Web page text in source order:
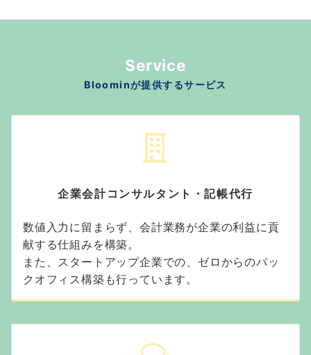
Service
Bloominが提供するサービス
企業会計コンサルタント・記帳代行
数値入力に留まらず、会計業務が企業の利益に貢
献する仕組みを構築。
また、スタートアップ企業での、ゼロからのバッ
クオフィス構築も行っています。